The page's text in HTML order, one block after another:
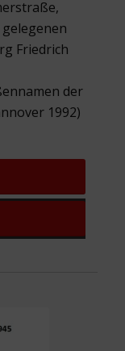
Friedrich
der
1992)